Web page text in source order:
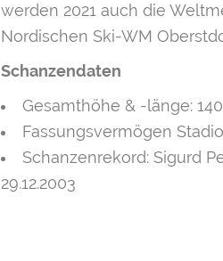
werden 2021 auch die
Nordischen Ski-WM
Schanzendaten
Gesamthöhe & -länge:
Fassungsvermögen
Schanzenrekord: Sigurd
29.12.2003